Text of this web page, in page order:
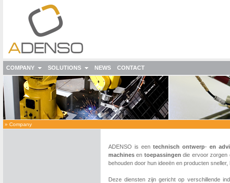
COMPANY SOLUTIONS NEWS CONTACT
» Company
ADENSO is een technisch ontwerp- en
machines en toepassingen die ervoor zorgen
behouden door hun ideeën en producten
Deze diensten zijn gericht op verschillende